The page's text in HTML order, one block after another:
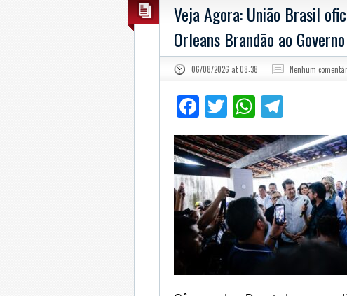
Veja Agora: União Brasil
Orleans Brandão ao
06/08/2026 at 08:38 Nenhum
Facebook
TwitterWhatsApp